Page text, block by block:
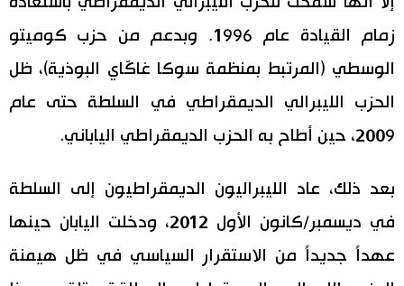
زمام القيادة عام 1996. وبدعم من حزب كوميتو
الوسطي (المرتبط بمنظمة سوكا غاكّاي البوذية)، ظل
الحزب الليبرالي الديمقراطي في السلطة حتى عام
2009، حين أطاح به الحزب الديمقراطي الياباني.
بعد ذلك، عاد الليبراليون الديمقراطيون إلى السلطة
في ديسمبر/كانون الأول 2012، ودخلت اليابان حينها
عهداً جديداً من الاستقرار السياسي في ظل هيمنة